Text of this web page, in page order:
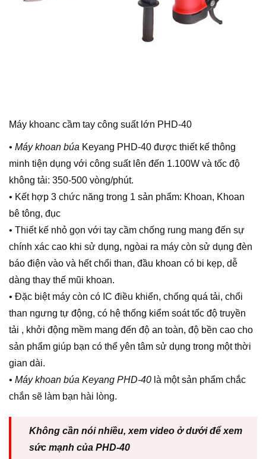
Máy khoanc cầm tay công suất lớn PHD-40
• Máy khoan búa Keyang PHD-40 được thiết kế thông
minh tiện dụng với công suất lên đến 1.100W và tốc độ
không tải: 350-500 vòng/phút.
• Kết hợp 3 chức năng trong 1 sản phẩm: Khoan, Khoan
bê tông, đục
• Thiết kế nhỏ gọn với tay cầm chống rung mang đến sự
chính xác cao khi sử dụng, ngòai ra máy còn sử dụng đèn
báo điện vào và hết chổi than, đầu khoan có bi kẹp, dễ
dàng thay thế mũi khoan.
• Đặc biệt máy còn có IC điều khiển, chống quá tải, chổi
than ngưng tự động, có hệ thống kiểm soát tốc độ truyền
tải , khởi động mềm mang đến độ an toàn, độ bền cao cho
sản phẩm giúp bạn có thể yên tâm sử dụng trong một thời
gian dài.
• Máy khoan búa Keyang PHD-40 là một sản phẩm chắc
chắn sẽ làm bạn hài lòng.
Không cần nói nhiều, xem video ở dưới để xem
sức mạnh của PHD-40